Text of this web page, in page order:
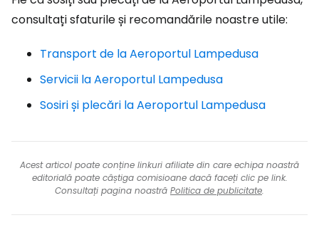
consultați sfaturile și recomandările noastre utile:
Transport de la Aeroportul Lampedusa
Servicii la Aeroportul Lampedusa
Sosiri și plecări la Aeroportul Lampedusa
Acest articol poate conține linkuri afiliate din care echipa noastră
editorială poate câștiga comisioane dacă faceți clic pe link.
Consultați pagina noastră Politica de publicitate.